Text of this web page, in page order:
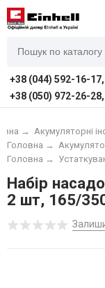
+38 (044) 592-16-
+38 (050) 972-26-
→
Акумуляторні
Головна →
Головна →
Набір
2 шт, 165/